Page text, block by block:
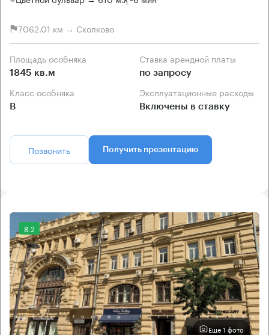
7062.01 км → Сколково
Площадь особняка
1845 кв.м
Ставка арендной платы
по запросу
Класс особняка
B
Эксплуатационные расходы
Включены в ставку
Позвонить Получить презентацию
8.2
Еще 1 фото